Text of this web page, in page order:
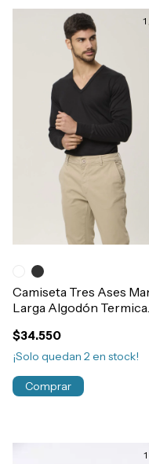
1
Camiseta Tres Ases
Larga Algodón Termica
$34.550
¡Solo quedan 2en stock!
Comprar
1